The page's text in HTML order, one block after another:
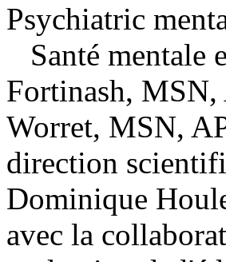
Psychiatric
Santé mentale
Fortinash,
Worret, MSN,
direction
Dominique
avec la